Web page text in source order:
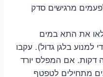
מרגישים סדק
את התא במים
למנוע בלגן גדול). עקבו
אם המפלס יורד
מתחילים לטפטף